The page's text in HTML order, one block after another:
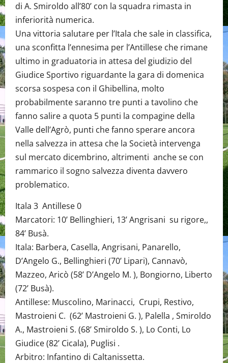
di A. Smiroldo all’80’ con la squadra rimasta in
inferiorità numerica.
Una vittoria salutare per l’Itala che sale in classifica,
una sconfitta l’ennesima per l’Antillese che rimane
ultimo in graduatoria in attesa del giudizio del
Giudice Sportivo riguardante la gara di domenica
scorsa sospesa con il Ghibellina, molto
probabilmente saranno tre punti a tavolino che
fanno salire a quota 5 punti la compagine della
Valle dell’Agrò, punti che fanno sperare ancora
nella salvezza in attesa che la Società intervenga
sul mercato dicembrino, altrimenti anche se con
rammarico il sogno salvezza diventa davvero
problematico.
Itala 3 Antillese 0
Marcatori: 10’ Bellinghieri, 13’ Angrisani su rigore,,
84’ Busà.
Itala: Barbera, Casella, Angrisani, Panarello,
D’Angelo G., Bellinghieri (70’ Lipari), Cannavò,
Mazzeo, Aricò (58’ D’Angelo M. ), Bongiorno, Liberto
(72’ Busà).
Antillese: Muscolino, Marinacci, Crupi, Restivo,
Mastroieni C. (62’ Mastroieni G. ), Palella , Smiroldo
A., Mastroieni S. (68’ Smiroldo S. ), Lo Conti, Lo
Giudice (82’ Cicala), Puglisi .
Arbitro: Infantino di Caltanissetta.